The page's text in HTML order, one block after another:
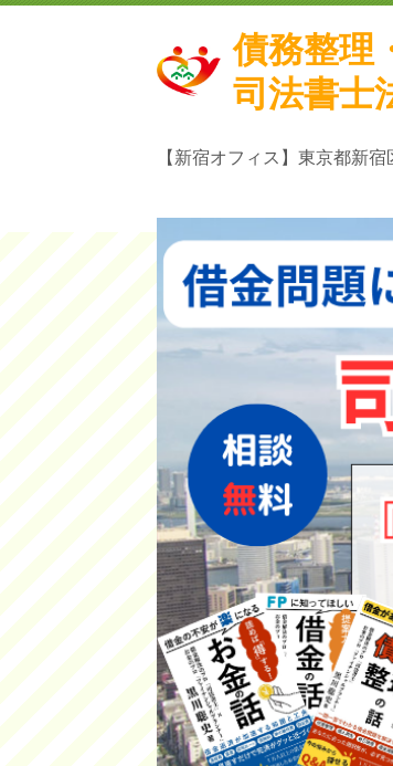
債務整理
司法書士
【新宿オフィス】東京都新宿